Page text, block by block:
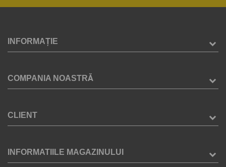
INFORMAȚIE
COMPANIA NOASTRĂ
CLIENT
INFORMATIILE MAGAZINULUI